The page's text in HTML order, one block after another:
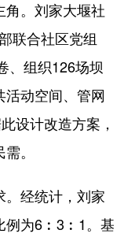
。刘家大堰社
联合社区党组
、组织126场坝
动空间、管网
设计改造方案，
。
经统计，刘家
为6︰3︰1。基